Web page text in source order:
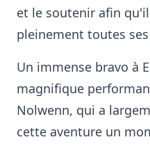
et le soutenir afin
pleinement toutes
Un immense bravo à
magnifique
Nolwenn, qui a
cette aventure un